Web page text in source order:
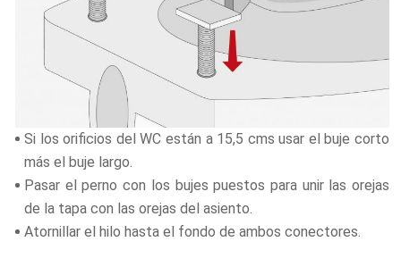
Si los orificios del WC están a 15,5 cms usar el buje corto
más el buje largo.
Pasar el perno con los bujes puestos para unir las orejas
de la tapa con las orejas del asiento.
Atornillar el hilo hasta el fondo de ambos conectores.